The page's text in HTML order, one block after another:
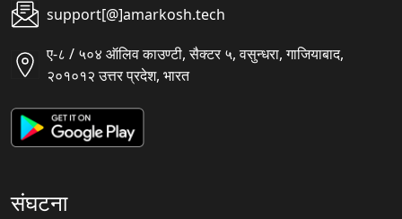
support[@]amarkosh.tech
ए-८ / ५०४ ऑलिव काउण्टी, सैक्टर ५, वसुन्धरा, गाजियाबाद,
२०१०१२ उत्तर प्रदेश, भारत
संघटना